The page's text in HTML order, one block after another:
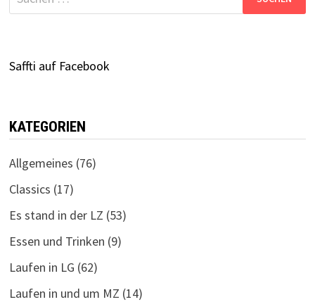
nach:
Saffti auf Facebook
KATEGORIEN
Allgemeines (76)
Classics (17)
Es stand in der LZ (53)
Essen und Trinken (9)
Laufen in LG (62)
Laufen in und um MZ (14)